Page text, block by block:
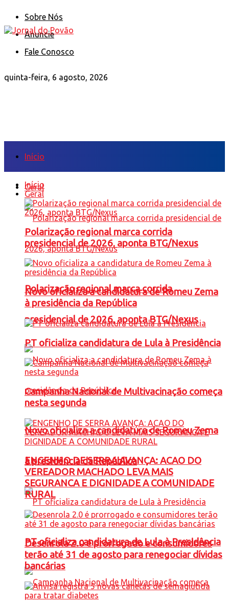
Sobre Nós
Anuncie
Fale Conosco
quinta-feira, 6 agosto, 2026
Início
Geral
Polarização regional marca corrida
presidencial de 2026, aponta BTG/Nexus
Novo oficializa a candidatura de Romeu Zema
à presidência da República
PT oficializa candidatura de Lula à Presidência
Início
Geral
Polarização regional marca corrida
presidencial de 2026, aponta BTG/Nexus
Novo oficializa a candidatura de Romeu Zema
à presidência da República
PT oficializa candidatura de Lula à Presidência
Campanha Nacional de Multivacinação começa
nesta segunda
ENGENHO DE SERRA AVANÇA: ACAO DO
VEREADOR MACHADO LEVA MAIS
SEGURANCA E DIGNIDADE A COMUNIDADE
RURAL
Desenrola 2.0 é prorrogado e consumidores
terão até 31 de agosto para renegociar dívidas
bancárias